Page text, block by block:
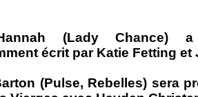
(Lady Chance)
écrit par Katie Fetting et
(Pulse, Rebelles) sera